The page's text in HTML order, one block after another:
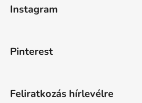
Instagram
Pinterest
Feliratkozás hírlevélre